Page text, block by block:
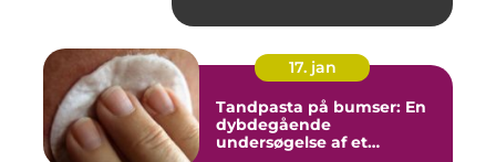
17. jan
Tandpasta på bumser: En
dybdegående
undersøgelse af et